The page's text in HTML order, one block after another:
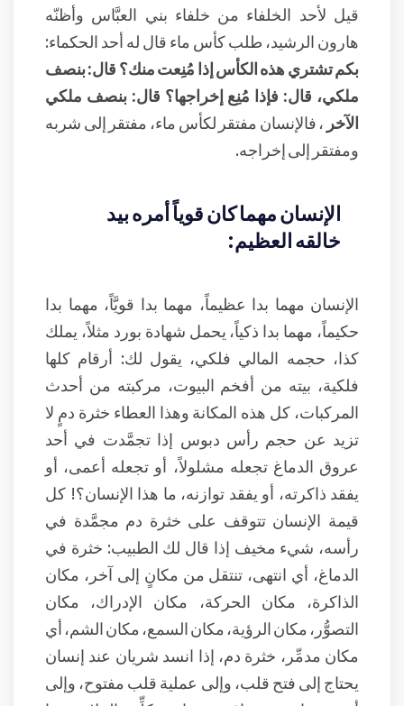
قيل لأحد الخلفاء من خلفاء بني العبَّاس وأظنّه
هارون الرشيد، طلب كأس ماء قال له أحد الحكماء:
بكم تشتري هذه الكأس إذا مُنِعت منك؟ قال: بنصف
ملكي، قال: فإذا مُنِع إخراجها؟ قال: بنصف ملكي
الآخر ، فالإنسان مفتقر لكأس ماء، مفتقر إلى شربه
ومفتقر إلى إخراجه.
الإنسان مهما كان قوياً أمره بيد
خالقه العظيم:
الإنسان مهما بدا عظيماً، مهما بدا قويَّاً، مهما بدا
حكيماً، مهما بدا ذكياً، يحمل شهادة بورد مثلاً، يملك
كذا، حجمه المالي فلكي، يقول لك: أرقام كلها
فلكية، بيته من أفخم البيوت، مركبته من أحدث
المركبات، كل هذه المكانة وهذا العطاء خثرة دمٍ لا
تزيد عن حجم رأس دبوس إذا تجمَّدت في أحد
عروق الدماغ تجعله مشلولاً، أو تجعله أعمى، أو
يفقد ذاكرته، أو يفقد توازنه، ما هذا الإنسان؟! كل
قيمة الإنسان تتوقف على خثرة دم مجمَّدة في
رأسه، شيء مخيف إذا قال لك الطبيب: خثرة في
الدماغ، أي انتهى، تنتقل من مكانٍ إلى آخر، مكان
الذاكرة، مكان الحركة، مكان الإدراك، مكان
التصوُّر، مكان الرؤية، مكان السمع، مكان الشم، أي
مكان مدمِّر، خثرة دم، إذا انسد شريان عند إنسان
يحتاج إلى فتح قلب، وإلى عملية قلب مفتوح، وإلى